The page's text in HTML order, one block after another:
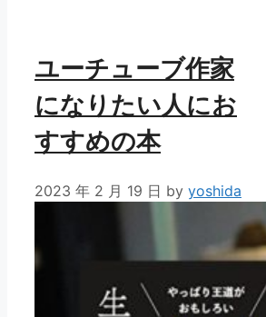
ユーチューブ作家
になりたい人にお
すすめの本
2023 年 2 月 19 日 by yoshida